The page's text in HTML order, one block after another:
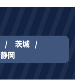
茨城
静岡